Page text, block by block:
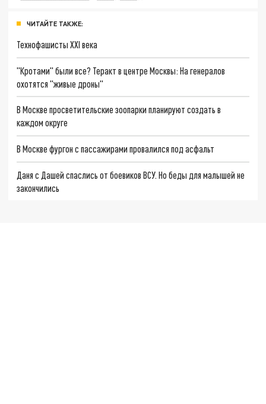
ЧИТАЙТЕ ТАКЖЕ:
Технофашисты XXI века
"Кротами" были все? Теракт в центре Москвы: На генералов
охотятся "живые дроны"
В Москве просветительские зоопарки планируют создать в
каждом округе
В Москве фургон с пассажирами провалился под асфальт
Даня с Дашей спаслись от боевиков ВСУ. Но беды для малышей не
закончились